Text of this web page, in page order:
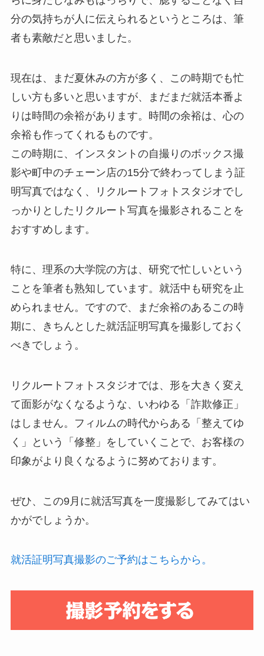
分の気持ちが人に伝えられるというところは、筆
者も素敵だと思いました。
現在は、まだ夏休みの方が多く、この時期でも忙
しい方も多いと思いますが、まだまだ就活本番よ
りは時間の余裕があります。時間の余裕は、心の
余裕も作ってくれるものです。
この時期に、インスタントの自撮りのボックス撮
影や町中のチェーン店の15分で終わってしまう証
明写真ではなく、リクルートフォトスタジオでし
っかりとしたリクルート写真を撮影されることを
おすすめします。
特に、理系の大学院の方は、研究で忙しいという
ことを筆者も熟知しています。就活中も研究を止
められません。ですので、まだ余裕のあるこの時
期に、きちんとした就活証明写真を撮影しておく
べきでしょう。
リクルートフォトスタジオでは、形を大きく変え
て面影がなくなるような、いわゆる「詐欺修正」
はしません。フィルムの時代からある「整えてゆ
く」という「修整」をしていくことで、お客様の
印象がより良くなるように努めております。
ぜひ、この9月に就活写真を一度撮影してみてはい
かがでしょうか。
就活証明写真撮影のご予約はこちらから。